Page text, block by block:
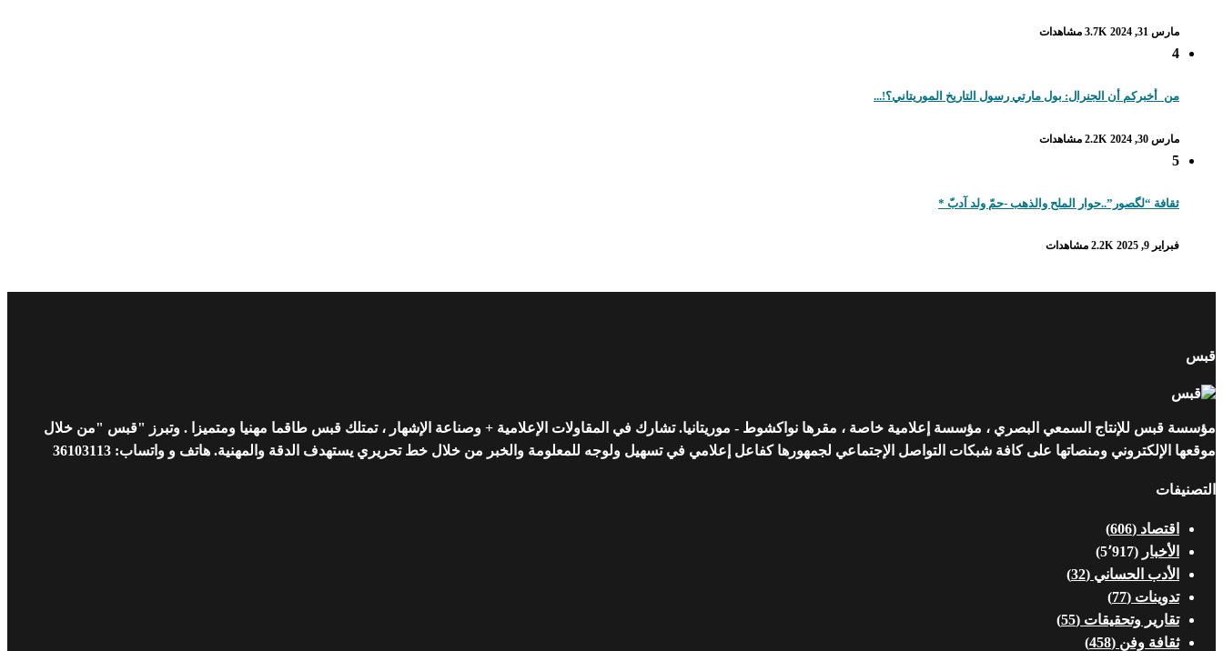
مارس 31, 2024 3.7K مشاهدات
4
من_أخبركم أن الجنرال: بول مارتي رسول التاريخ الموريتاني؟!...
مارس 30, 2024 2.2K مشاهدات
5
ثقافة “لگصور”..حوار الملح والذهب -حمّ ولد آدبّ *
فبراير 9, 2025 2.2K مشاهدات
قبس
مؤسسة قبس للإنتاج السمعي البصري ، مؤسسة إعلامية خاصة ، مقرها نواكشوط - موريتانيا. تشارك في المقاولات الإعلامية + وصناعة الإشهار ، تمتلك قبس طاقما مهنيا ومتميزا . وتبرز "قبس "من خلال
موقعها الإلكتروني ومنصاتها على كافة شبكات التواصل الإجتماعي لجمهورها كفاعل إعلامي في تسهيل ولوجه للمعلومة والخبر من خلال خط تحريري يستهدف الدقة والمهنية. هاتف و واتساب: 36103113
التصنيفات
اقتصاد (606)
الأخبار (5٬917)
الأدب الحساني (32)
تدوينات (77)
تقارير وتحقيقات (55)
ثقافة وفن (458)